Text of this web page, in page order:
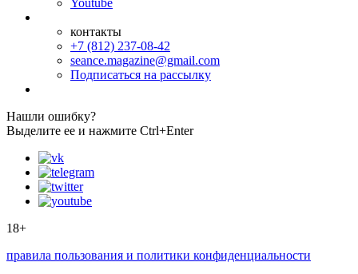
контакты
+7 (812) 237-08-42
seance.magazine@gmail.com
Подписаться на рассылку
Нашли ошибку?
Выделите ее и нажмите Ctrl+Enter
18+
правила пользования и политики конфиденциальности